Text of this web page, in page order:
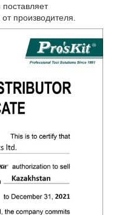
производителя.